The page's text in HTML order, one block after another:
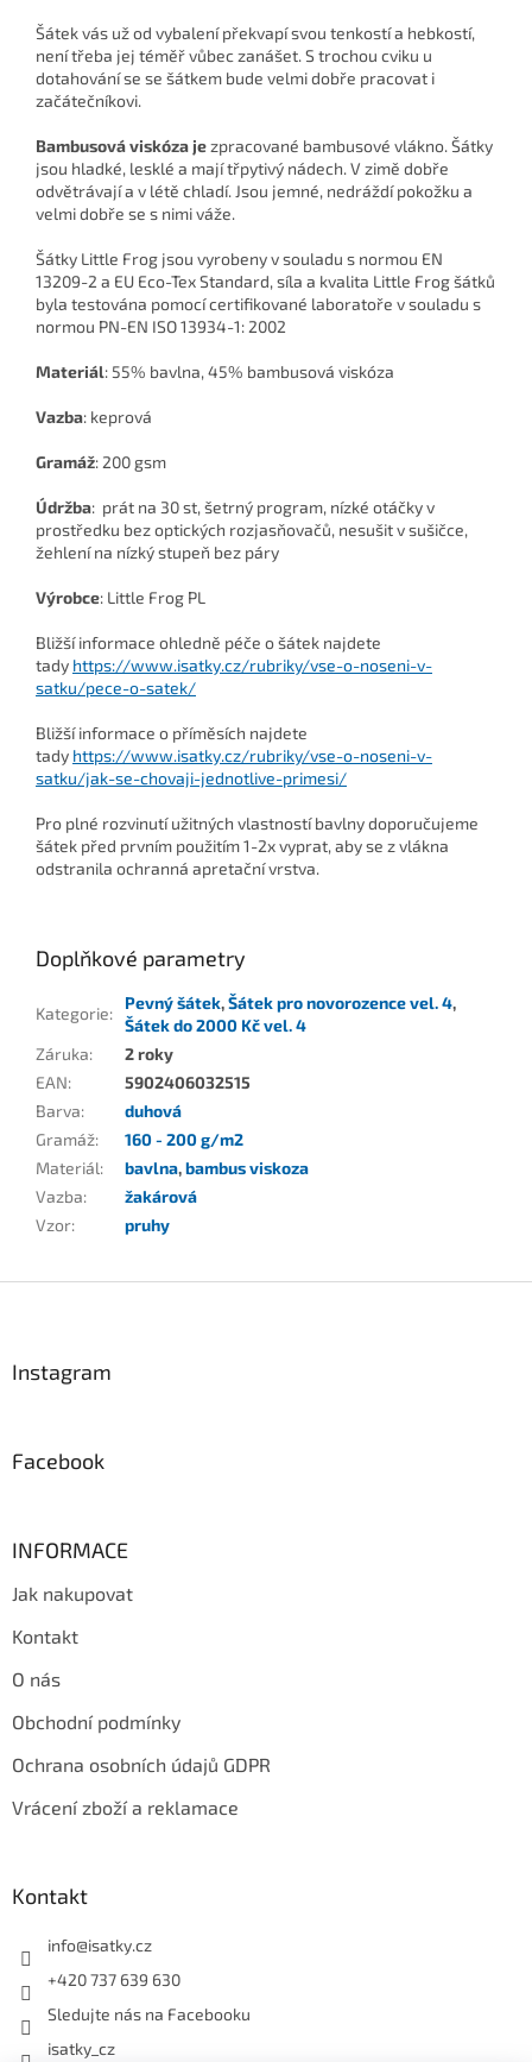
Šátek vás už od vybalení překvapí svou tenkostí a hebkostí,
není třeba jej téměř vůbec zanášet. S trochou cviku u
dotahování se se šátkem bude velmi dobře pracovat i
začátečníkovi.
Bambusová viskóza jezpracované bambusové vlákno. Šátky
jsou hladké, lesklé a mají třpytivý nádech. V zimě dobře
odvětrávají a v létě chladí. Jsou jemné, nedráždí pokožku a
velmi dobře se s nimi váže.
Šátky Little Frog jsou vyrobeny v souladu s normou EN
13209-2 a EU Eco-Tex Standard, síla a kvalita Little Frog šátků
byla testována pomocí certifikované laboratoře v souladu s
normou PN-EN ISO 13934-1: 2002
Materiál: 55% bavlna, 45% bambusová viskóza
Vazba: keprová
Gramáž: 200 gsm
Údržba: prát na 30 st, šetrný program, nízké otáčky v
prostředku bez optických rozjasňovačů, nesušit v sušičce,
žehlení na nízký stupeň bez páry
Výrobce: Little Frog PL
Bližší informace ohledně péče o šátek najdete
tady https://www.isatky.cz/rubriky/vse-o-noseni-v-
satku/pece-o-satek/
Bližší informace o příměsích najdete
tady https://www.isatky.cz/rubriky/vse-o-noseni-v-
satku/jak-se-chovaji-jednotlive-primesi/
Pro plné rozvinutí užitných vlastností bavlny doporučujeme
šátek před prvním použitím 1-2x vyprat, aby se z vlákna
odstranila ochranná apretační vrstva.
Doplňkové parametry
Kategorie:
Pevný šátek,Šátek pro novorozence vel. 4,
Šátek do 2000 Kč vel. 4
Záruka:
2 roky
EAN:
5902406032515
Barva:
duhová
Gramáž:
160 - 200 g/m2
Materiál: bavlna,bambus viskoza
Vazba:
žakárová
Vzor: pruhy
Instagram
Facebook
INFORMACE
Jak nakupovat
Kontakt
O nás
Obchodní podmínky
Ochrana osobních údajů GDPR
Vrácení zboží a reklamace
Kontakt
info@isatky.cz
+420 737 639 630
Sledujte nás na Facebooku
isatky_cz